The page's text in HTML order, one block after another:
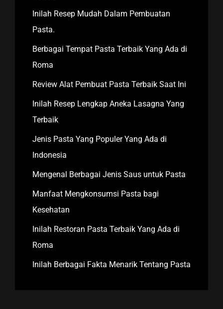
Inilah Resep Mudah Dalam Pembuatan
Pasta.
Berbagai Tempat Pasta Terbaik Yang Ada di
Roma
Review Alat Pembuat Pasta Terbaik Saat Ini
Inilah Resep Lengkap Aneka Lasagna Yang
Terbaik
Jenis Pasta Yang Populer Yang Ada di
Indonesia
Mengenal Berbagai Jenis Saus untuk Pasta
Manfaat Mengkonsumsi Pasta bagi
Kesehatan
Inilah Restoran Pasta Terbaik Yang Ada di
Roma
Inilah Berbagai Fakta Menarik Tentang Pasta